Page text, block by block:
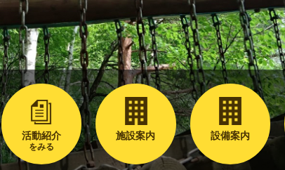
活動紹介
をみる
施設案内 設備案内